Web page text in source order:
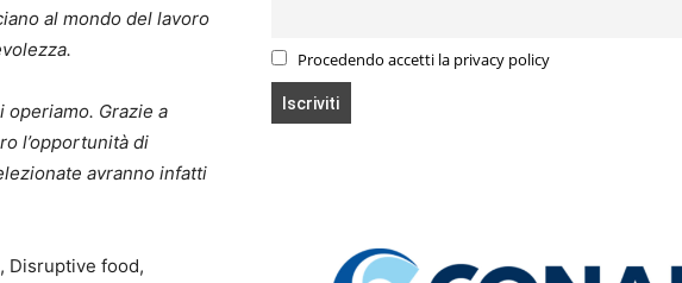
al mondo del lavoro
Grazie a
l’opportunità di
avranno infatti
Disruptive food,
Procedendo accetti la privacy policy